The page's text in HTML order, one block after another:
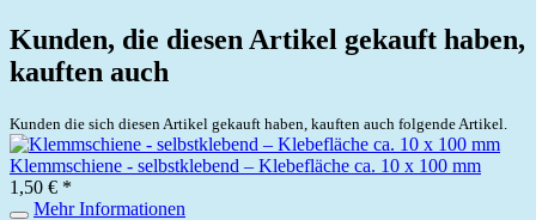
Kunden, die diesen Artikel gekauft haben,
kauften auch
Kunden die sich diesen Artikel gekauft haben, kauften auch folgende Artikel.
Klemmschiene - selbstklebend – Klebefläche ca. 10 x 100 mm
1,50 € *
Mehr Informationen